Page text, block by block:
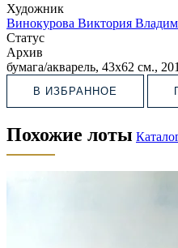
Художник
Винокурова Виктория
Статус
Архив
бумага/акварель, 43х62 см.,
В ИЗБРАННОЕ
Похожие лоты